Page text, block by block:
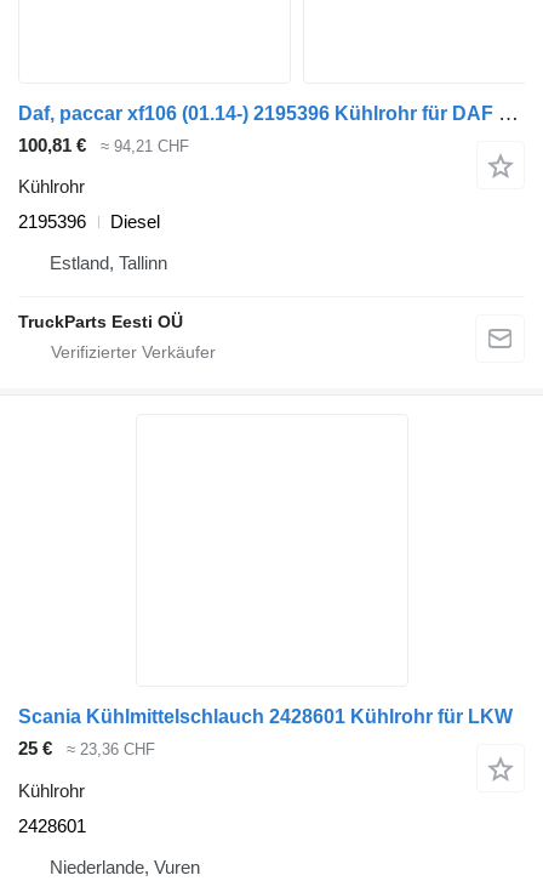
Daf, paccar xf106 (01.14-) 2195396 Kühlrohr für DAF XF106 (2014-) Sattelzugmaschine
100,81 € ≈ 94,21 CHF
Kühlrohr
2195396
Diesel
Estland, Tallinn
TruckParts Eesti OÜ
Scania Kühlmittelschlauch 2428601 Kühlrohr für LKW
25 €
≈ 23,36 CHF
Kühlrohr
2428601
Niederlande, Vuren